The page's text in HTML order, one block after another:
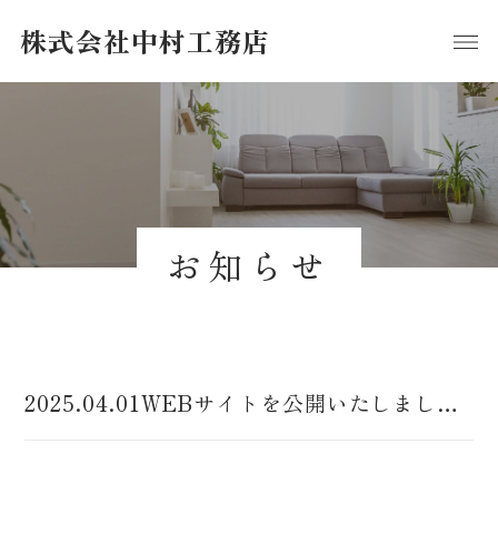
株式会社中村工務店
お知らせ
2025.04.01 WEBサイトを公開いたしました。